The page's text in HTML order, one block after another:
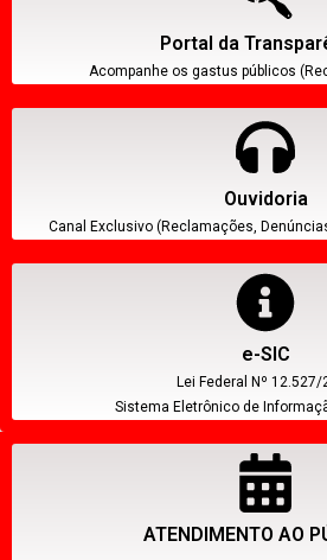
Portal da
Acompanhe os gastus públicos
Ouvidoria
Canal Exclusivo (Reclamações,
e-SIC
Lei Federal Nº 12.527/
Sistema Eletrônico de
ATENDIMENTO AO